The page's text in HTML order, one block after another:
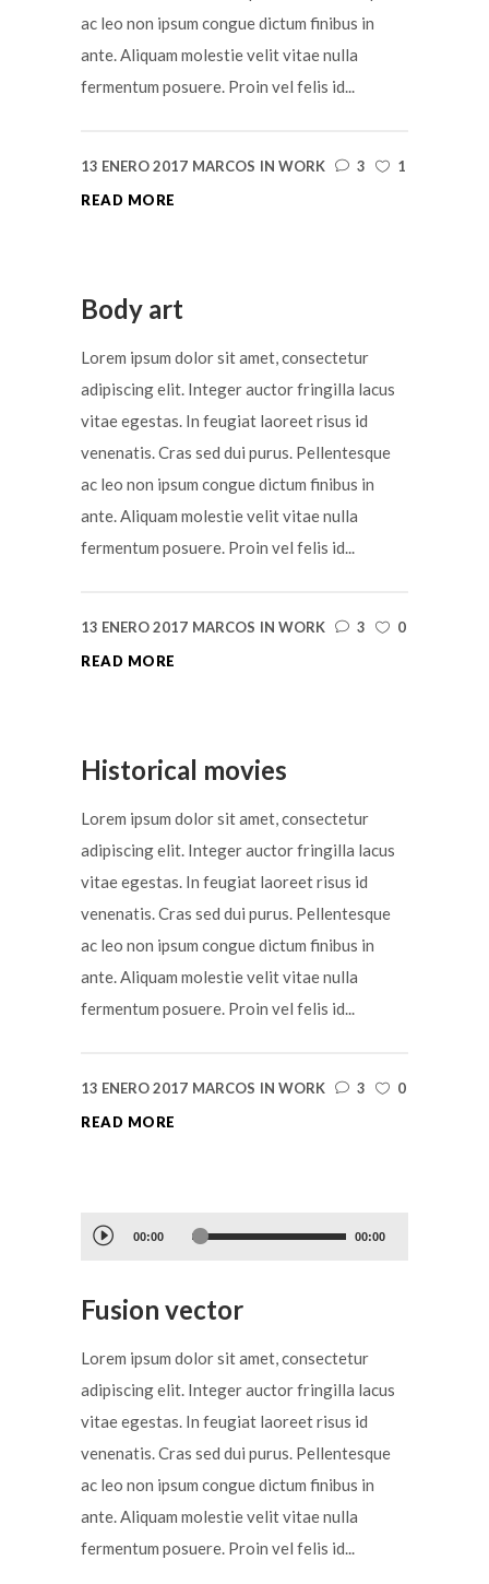
ac leo non ipsum congue dictum finibus in
ante. Aliquam molestie velit vitae nulla
fermentum posuere. Proin vel felis id...
13 ENERO 2017 MARCOS IN WORK 3
1
READ MORE
Body art
Lorem ipsum dolor sit amet, consectetur
adipiscing elit. Integer auctor fringilla lacus
vitae egestas. In feugiat laoreet risus id
venenatis. Cras sed dui purus. Pellentesque
ac leo non ipsum congue dictum finibus in
ante. Aliquam molestie velit vitae nulla
fermentum posuere. Proin vel felis id...
13 ENERO 2017 MARCOS IN WORK 3
0
READ MORE
Historical movies
Lorem ipsum dolor sit amet, consectetur
adipiscing elit. Integer auctor fringilla lacus
vitae egestas. In feugiat laoreet risus id
venenatis. Cras sed dui purus. Pellentesque
ac leo non ipsum congue dictum finibus in
ante. Aliquam molestie velit vitae nulla
fermentum posuere. Proin vel felis id...
13 ENERO 2017 MARCOS IN WORK 3
0
READ MORE
Reproductor
00:00 00:00
Fusion vector
Lorem ipsum dolor sit amet, consectetur
adipiscing elit. Integer auctor fringilla lacus
vitae egestas. In feugiat laoreet risus id
venenatis. Cras sed dui purus. Pellentesque
ac leo non ipsum congue dictum finibus in
ante. Aliquam molestie velit vitae nulla
fermentum posuere. Proin vel felis id...